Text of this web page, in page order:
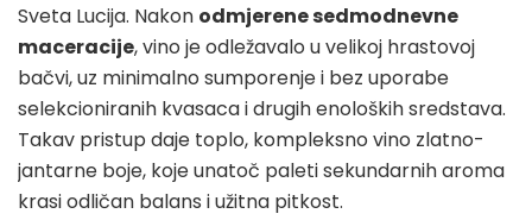
Sveta Lucija. Nakon odmjerene sedmodnevne
maceracije, vino je odležavalo u velikoj hrastovoj
bačvi, uz minimalno sumporenje i bez uporabe
selekcioniranih kvasaca i drugih enoloških sredstava.
Takav pristup daje toplo, kompleksno vino zlatno-
jantarne boje, koje unatoč paleti sekundarnih aroma
krasi odličan balans i užitna pitkost.